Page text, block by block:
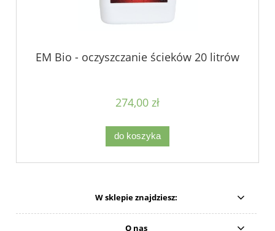
EM Bio - oczyszczanie ścieków 20 litrów
274,00 zł
do koszyka
W sklepie znajdziesz:
O nas